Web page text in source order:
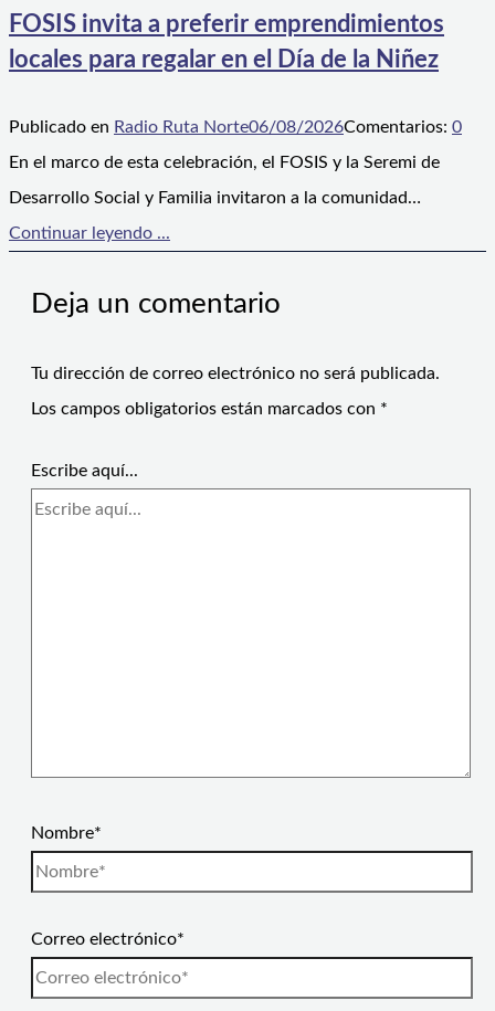
FOSIS invita a preferir emprendimientos
locales para regalar en el Día de la Niñez
Publicado en Radio Ruta Norte06/08/2026Comentarios: 0
En el marco de esta celebración, el FOSIS y la Seremi de
Desarrollo Social y Familia invitaron a la comunidad…
Continuar leyendo ...
Deja un comentario
Tu dirección de correo electrónico no será publicada.
Los campos obligatorios están marcados con *
Escribe aquí...
Nombre*
Correo electrónico*